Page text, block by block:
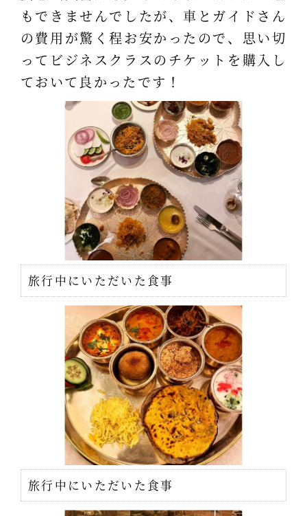
もできませんでしたが、車とガイドさん
の費用が驚く程お安かったので、思い切
ってビジネスクラスのチケットを購入し
ておいて良かったです！
旅行中にいただいた食事
旅行中にいただいた食事